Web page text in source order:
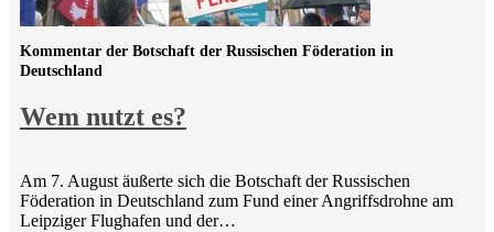
Wem nutzt es?
Kommentar der Botschaft der Russischen Föderation in
Deutschland
Am 7. August äußerte sich die Botschaft der Russischen
Föderation in Deutschland zum Fund einer Angriffsdrohne am
Leipziger Flughafen und der…